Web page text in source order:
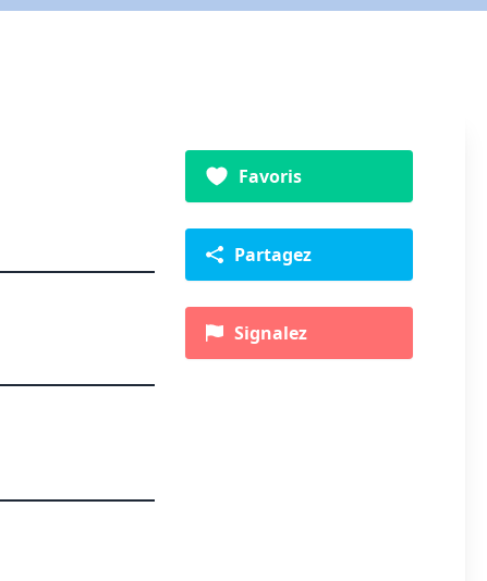
Favoris
Partagez
Signalez